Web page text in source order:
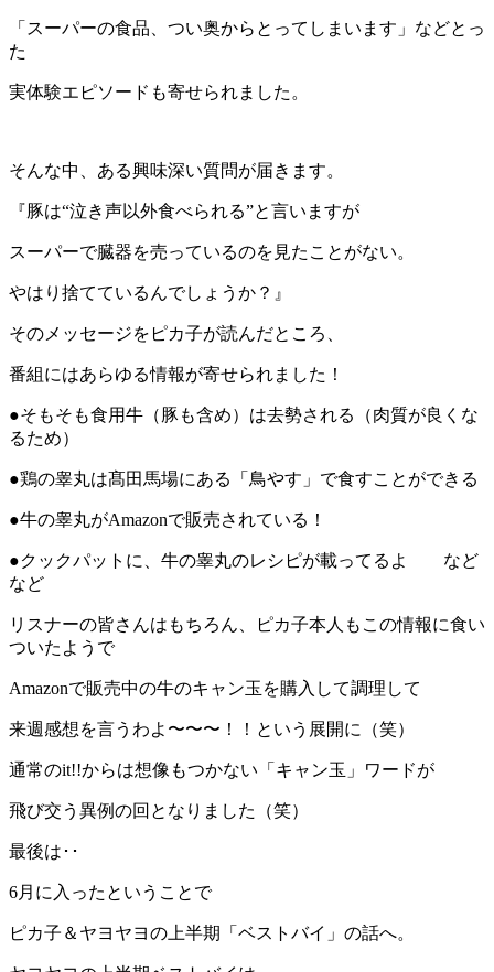
「スーパーの食品、つい奥からとってしまいます」などとっ
た
実体験エピソードも寄せられました。
そんな中、ある興味深い質問が届きます。
『豚は“泣き声以外食べられる”と言いますが
スーパーで臓器を売っているのを見たことがない。
やはり捨てているんでしょうか？』
そのメッセージをピカ子が読んだところ、
番組にはあらゆる情報が寄せられました！
●そもそも食用牛（豚も含め）は去勢される（肉質が良くな
るため）
●鶏の睾丸は髙田馬場にある「鳥やす」で食すことができる
●牛の睾丸がAmazonで販売されている！
●クックパットに、牛の睾丸のレシピが載ってるよ など
など
リスナーの皆さんはもちろん、ピカ子本人もこの情報に食い
ついたようで
Amazonで販売中の牛のキャン玉を購入して調理して
来週感想を言うわよ〜〜〜！！という展開に（笑）
通常のit!!からは想像もつかない「キャン玉」ワードが
飛び交う異例の回となりました（笑）
最後は･･
6月に入ったということで
ピカ子＆ヤヨヤヨの上半期「ベストバイ」の話へ。